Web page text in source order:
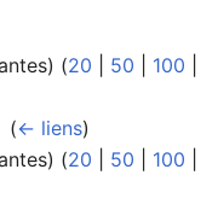
) (20 50 100
(← liens)
) (20 50 100